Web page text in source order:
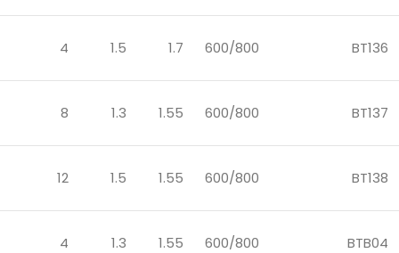
BT136
600/800
1.7
1.5
4
BT137
600/800
1.55
1.3
8
BT138
600/800
1.55
1.5
12
BTB04
600/800
1.55
1.3
4